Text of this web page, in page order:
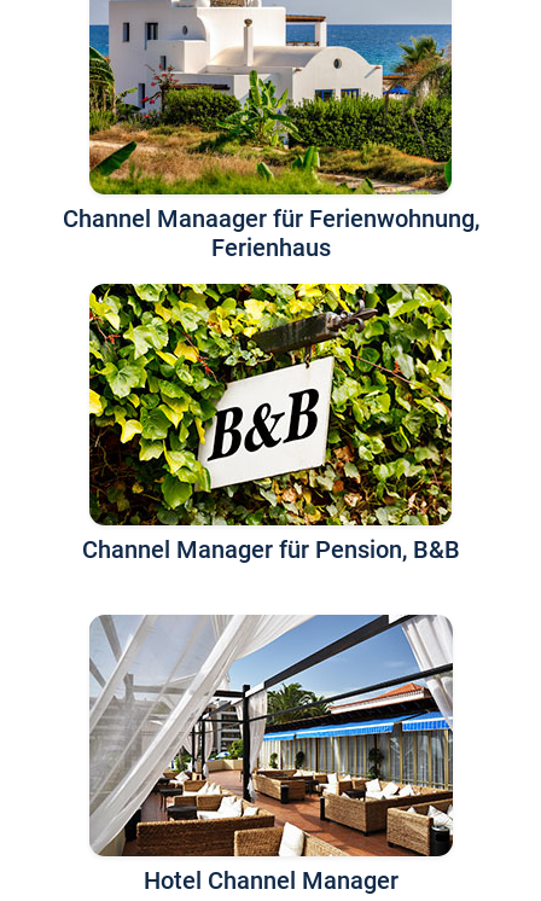
Channel Manaager für Ferienwohnung,
Ferienhaus
Channel Manager für Pension, B&B
Hotel Channel Manager